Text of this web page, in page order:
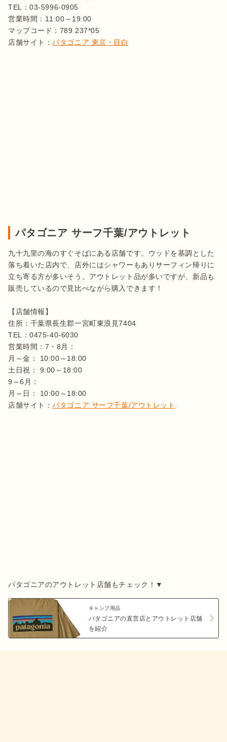
TEL：03-5996-0905
営業時間：11:00～19:00
マップコード：789 237*05
店舗サイト：パタゴニア 東京・目白
パタゴニア サーフ千葉/アウトレット
九十九里の海のすぐそばにある店舗です。ウッドを基調とした
落ち着いた店内で、店外にはシャワーもありサーフィン帰りに
立ち寄る方が多いそう。アウトレット品が多いですが、新品も
販売しているので見比べながら購入できます！
【店舗情報】
住所：千葉県長生郡一宮町東浪見7404
TEL：0475-40-6030
営業時間：7・8月：
月～金： 10:00～18:00
土日祝： 9:00～18:00
9～6月：
月～日： 10:00～18:00
店舗サイト：パタゴニア サーフ千葉/アウトレット
キャンプ用品
パタゴニアの直営店とアウトレット店舗
を紹介